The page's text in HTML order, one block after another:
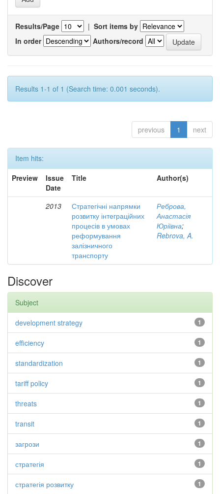
Results/Page | Sort items by
In order
Authors/record
Results 1-1 of 1 (Search time: 0.001 seconds).
previous 1 next
Item hits:
Preview
Issue
Date
Title Author(s)
2013
Стратегічні напрямки
розвитку інтеграційних
процесів в умовах
реформування
залізничного
транспорту
Реброва,
Анастасія
Юріївна;
Rebrova, A.
Discover
Subject
1
development strategy
1
efficiency
1
standardization
1
tariff policy
1
threats
1
transit
1
загрози
1
стратегія
1
стратегія розвитку